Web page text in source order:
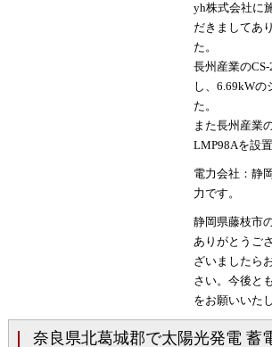
yh株式会社に
だきましてあ
た。
長州産業の
し、6.69kWの
た。
また長州産業
LMP98Aを設
電力会社：静
力です。
静岡県藤枝市
ありがとうご
ざいましたら
さい。今後と
をお願いいた
奈良県北葛城郡で太陽光発電 蓄